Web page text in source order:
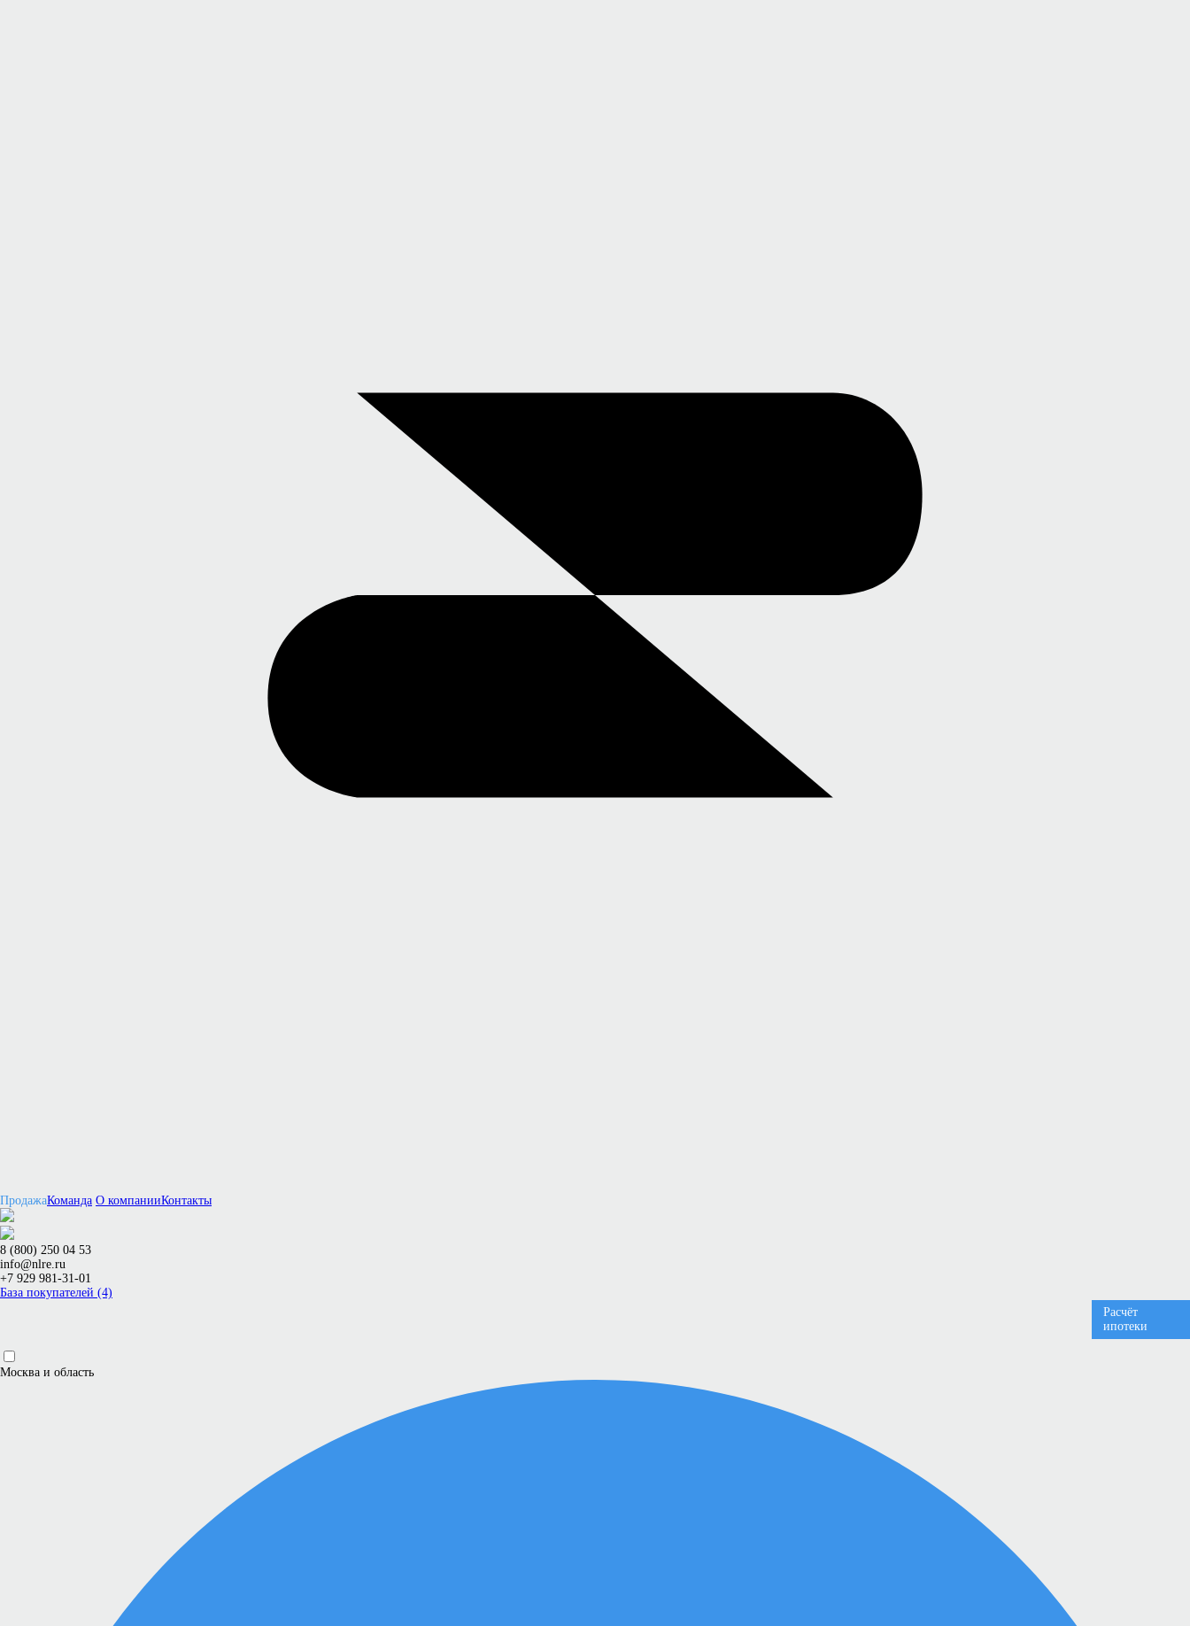
ПродажаКоманда О компанииКонтакты
8 (800) 250 04 53
info@nlre.ru
+7 929 981-31-01
База покупателей (4)
Расчёт
ипотеки
Москва и область